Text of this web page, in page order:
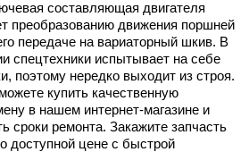
составляющая двигателя
преобразованию движения поршней
передаче на вариаторный шкив. В
спецтехники испытывает на себе
поэтому нередко выходит из строя.
купить качественную
в нашем интернет-магазине и
сроки ремонта. Закажите запчасть
доступной цене с быстрой